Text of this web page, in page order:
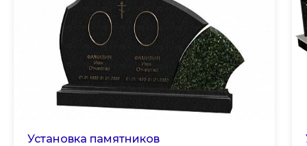
Установка памятников